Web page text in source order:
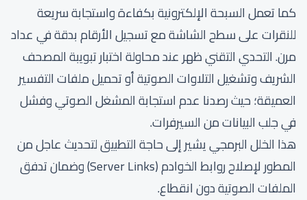
كما تعمل السبحة الإلكترونية بكفاءة واستجابة سريعة
للنقرات على سطح الشاشة مع تسجيل الأرقام بدقة في عداد
مرن. التحدي التقني ظهر عند محاولة اختبار تبويبة المصحف
الشريف وتشغيل التلاوات الصوتية أو تحميل ملفات التفسير
العميقة؛ حيث رصدنا عدم استجابة المشغل الصوتي وفشل
في جلب البيانات من السيرفرات.
هذا الخلل البرمجي يشير إلى حاجة التطبيق لتحديث عاجل من
المطور لإصلاح روابط الخوادم (Server Links) وضمان تدفق
الملفات الصوتية دون انقطاع.